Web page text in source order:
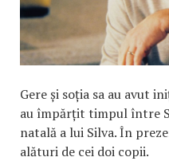
Gere și soția sa au avut
au împărțit timpul între
natală a lui Silva. În
alături de cei doi copii.